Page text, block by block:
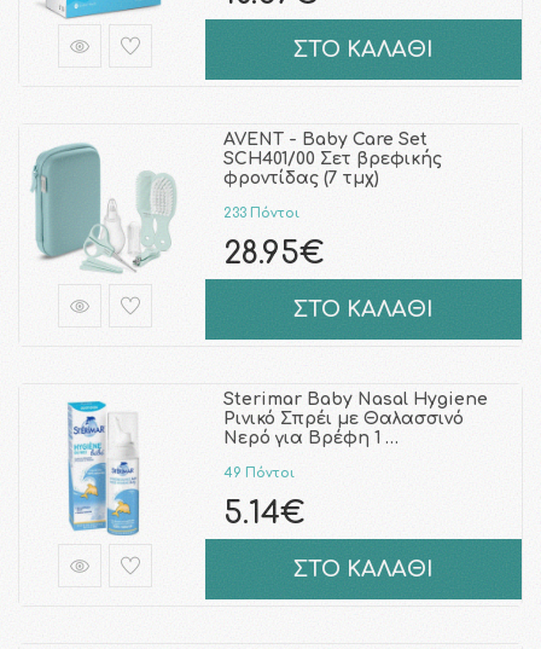
ΣΤΟ ΚΑΛΑΘΙ
AVENT - Baby Care Set
SCH401/00 Σετ βρεφικής
φροντίδας (7 τμχ)
233 Πόντοι
28.95€
ΣΤΟ ΚΑΛΑΘΙ
Sterimar Baby Nasal Hygiene
Ρινικό Σπρέι με Θαλασσινό
Νερό για Βρέφη 1 …
49 Πόντοι
5.14€
ΣΤΟ ΚΑΛΑΘΙ